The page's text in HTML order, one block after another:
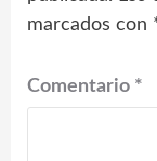
marcados con
Comentario *